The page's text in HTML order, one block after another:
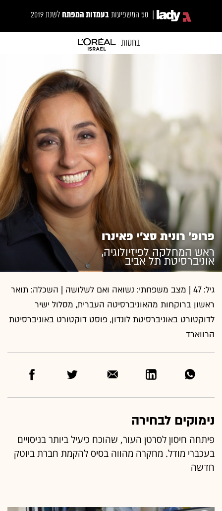
בעמדות המפתח לשנת 2019
בחסות
פרופ' רונית סצ’י פאינרו
ראש המחלקה לפיזיולוגיה,
אוניברסיטת תל אביב
גיל: 47 | מצב משפחתי: נשואה ואם לשלושה | השכלה: תואר
ראשון ברוקחות מהאוניברסיטה העברית, מסלול ישיר
לדוקטורט באוניברסיטת לונדון, פוסט דוקטורט באוניברסיטת
הרווארד
נימוקים לבחירה
פיתחה חיסון לסרטן העור, שהוכח כיעיל ביותר בניסויים
בעכברי מודל. מחקרה מהווה בסיס להקמת חברת ביוטק
חדשה